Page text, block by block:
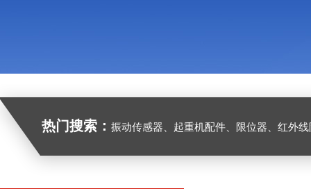
热门搜索： 振动传感器、起重机配件、限位器、红外线防撞器